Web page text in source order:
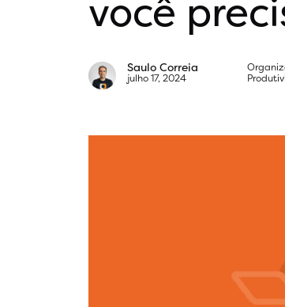
você
Saulo Correia
julho 17, 2024